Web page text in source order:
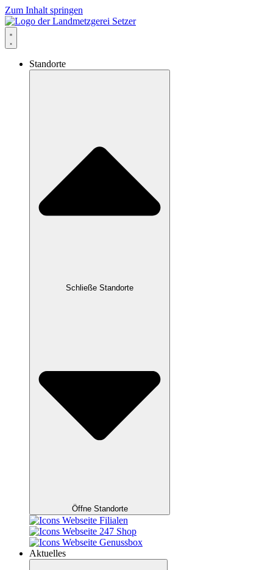
Zum Inhalt springen
Standorte
Schließe Standorte
Öffne Standorte
Aktuelles